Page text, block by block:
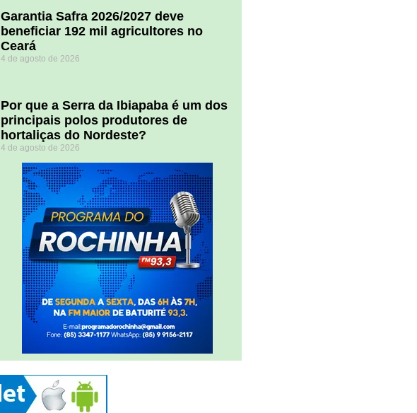
Garantia Safra 2026/2027 deve
beneficiar 192 mil agricultores no
Ceará
4 de agosto de 2026
Por que a Serra da Ibiapaba é um dos
principais polos produtores de
hortaliças do Nordeste?
4 de agosto de 2026